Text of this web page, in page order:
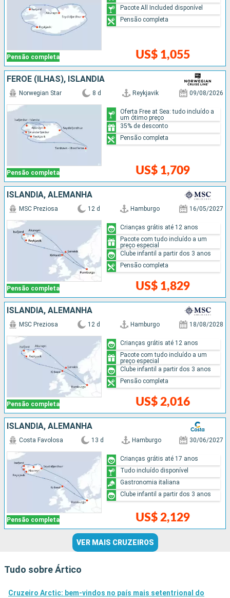
Pensão completa US$ 1,055
Pacote All Included disponível
Pensão completa
FEROE (ILHAS), ISLÂNDIA
Pensão completa
Norwegian Star 8 d Reykjavik 09/08/2026
US$ 1,709
Oferta Free at Sea: tudo incluído a
um ótimo preço
35% de desconto
Pensão completa
ISLÂNDIA, ALEMANHA
Pensão completa
MSC Preziosa 12 d Hamburgo 16/05/2027
US$ 1,829
Crianças grátis até 12 anos
Pacote com tudo incluído a um
preço especial
Clube infantil a partir dos 3 anos
Pensão completa
ISLÂNDIA, ALEMANHA
Pensão completa
MSC Preziosa 12 d Hamburgo 18/08/2028
US$ 2,016
Crianças grátis até 12 anos
Pacote com tudo incluído a um
preço especial
Clube infantil a partir dos 3 anos
Pensão completa
ISLÂNDIA, ALEMANHA
Pensão completa
Costa Favolosa 13 d Hamburgo 30/06/2027
US$ 2,129
Crianças grátis até 17 anos
Tudo incluído disponível
Gastronomia italiana
Clube infantil a partir dos 3 anos
VER MAIS CRUZEIROS
Tudo sobre Ártico
Cruzeiro Arctic: bem-vindos no país mais setentrional do